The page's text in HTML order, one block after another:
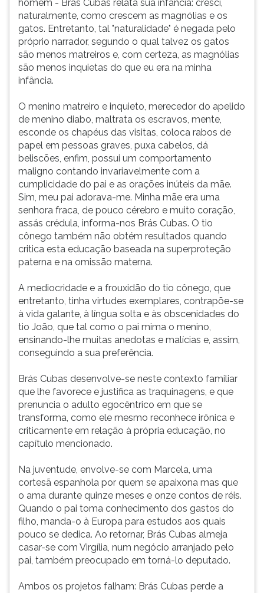
homem - Brás Cubas relata sua infância: cresci,
naturalmente, como crescem as magnólias e os
gatos. Entretanto, tal "naturalidade" é negada pelo
próprio narrador, segundo o qual talvez os gatos
são menos matreiros e, com certeza, as magnólias
são menos inquietas do que eu era na minha
infância.
O menino matreiro e inquieto, merecedor do apelido
de menino diabo, maltrata os escravos, mente,
esconde os chapéus das visitas, coloca rabos de
papel em pessoas graves, puxa cabelos, dá
beliscões, enfim, possui um comportamento
maligno contando invariavelmente com a
cumplicidade do pai e as orações inúteis da mãe.
Sim, meu pai adorava-me. Minha mãe era uma
senhora fraca, de pouco cérebro e muito coração,
assás crédula, informa-nos Brás Cubas. O tio
cônego também não obtém resultados quando
critica esta educação baseada na superproteção
paterna e na omissão materna.
A mediocridade e a frouxidão do tio cônego, que
entretanto, tinha virtudes exemplares, contrapõe-se
à vida galante, à língua solta e às obscenidades do
tio João, que tal como o pai mima o menino,
ensinando-lhe muitas anedotas e malícias e, assim,
conseguindo a sua preferência.
Brás Cubas desenvolve-se neste contexto familiar
que lhe favorece e justifica as traquinagens, e que
prenuncia o adulto egocêntrico em que se
transforma, como ele mesmo reconhece irônica e
criticamente em relação à própria educação, no
capítulo mencionado.
Na juventude, envolve-se com Marcela, uma
cortesã espanhola por quem se apaixona mas que
o ama durante quinze meses e onze contos de réis.
Quando o pai toma conhecimento dos gastos do
filho, manda-o à Europa para estudos aos quais
pouco se dedica. Ao retornar, Brás Cubas almeja
casar-se com Virgília, num negócio arranjado pelo
pai, também preocupado em torná-lo deputado.
Ambos os projetos falham: Brás Cubas perde a